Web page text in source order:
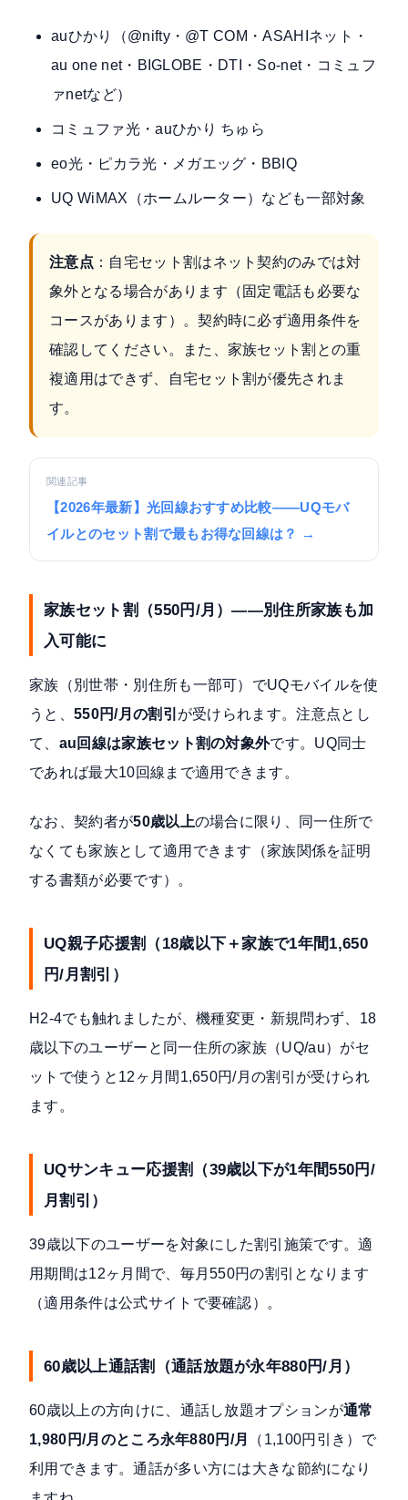
auひかり（@nifty・@T COM・ASAHIネット・
au one net・BIGLOBE・DTI・So-net・コミュフ
ァnetなど）
コミュファ光・auひかり ちゅら
eo光・ピカラ光・メガエッグ・BBIQ
UQ WiMAX（ホームルーター）なども一部対象
注意点 ：自宅セット割はネット契約のみでは対
象外となる場合があります（固定電話も必要な
コースがあります）。契約時に必ず適用条件を
確認してください。また、家族セット割との重
複適用はできず、自宅セット割が優先されま
す。
関連記事
【2026年最新】光回線おすすめ比較——UQモバ
イルとのセット割で最もお得な回線は？ →
家族セット割（550円/月）——別住所家族も加
入可能に
家族（別世帯・別住所も一部可）でUQモバイルを使
うと、 550円/月の割引 が受けられます。注意点とし
て、 au回線は家族セット割の対象外です。UQ同士
であれば最大10回線まで適用できます。
なお、契約者が50歳以上の場合に限り、同一住所で
なくても家族として適用できます（家族関係を証明
する書類が必要です）。
UQ親子応援割（18歳以下＋家族で1年間1,650
円/月割引）
H2-4でも触れましたが、機種変更・新規問わず、18
歳以下のユーザーと同一住所の家族（UQ/au）がセ
ットで使うと12ヶ月間1,650円/月の割引が受けられ
ます。
UQサンキュー応援割（39歳以下が1年間550円/
月割引）
39歳以下のユーザーを対象にした割引施策です。適
用期間は12ヶ月間で、毎月550円の割引となります
（適用条件は公式サイトで要確認）。
60歳以上通話割（通話放題が永年880円/月）
60歳以上の方向けに、通話し放題オプションが通常
1,980円/月のところ永年880円/月
（1,100円引き）で
利用できます。通話が多い方には大きな節約になり